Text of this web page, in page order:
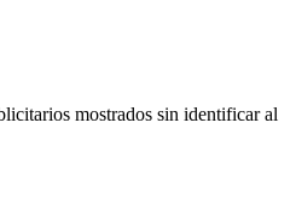
mostrados sin identificar al